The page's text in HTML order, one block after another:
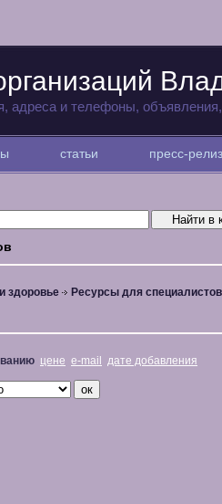
адреса и телефоны,
статьи пресс-
здоровье Ресурсы для специалистов
цене e-mail дате добавления